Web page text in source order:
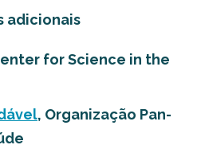
adicionais
for Science in the
, Organização Pan-